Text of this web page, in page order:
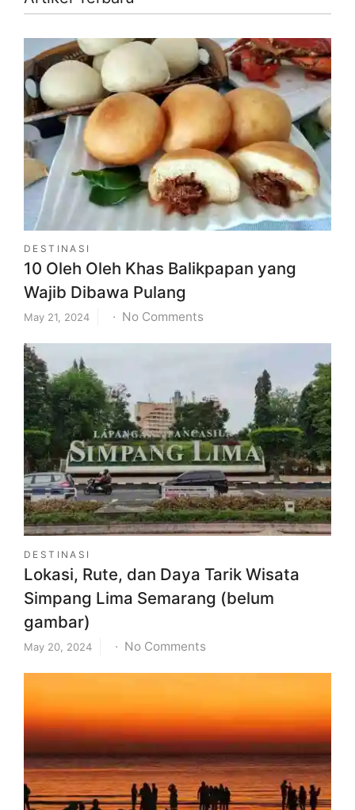
DESTINASI
10 Oleh Oleh Khas Balikpapan yang
Wajib Dibawa Pulang
May 21, 2024 No Comments
Khas
Balikpapan
yang
Wajib
Dibawa
Pulang
DESTINASI
Lokasi, Rute, dan Daya Tarik Wisata
Simpang Lima Semarang (belum
gambar)
May 20, 2024 No Comments
dan
Daya
Tarik
Wisata
Simpang